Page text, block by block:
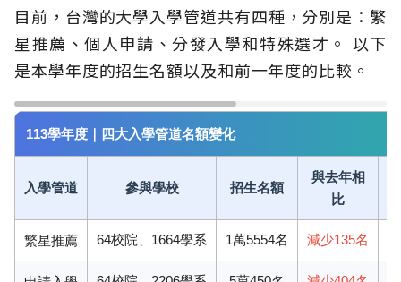
目前，台灣的大學入學管道共有四種，分別是：繁
星推薦、個人申請、分發入學和特殊選才。 以下
是本學年度的招生名額以及和前一年度的比較。
113學年度｜四大入學管道名額變化
入學管道 參與學校 招生名額
與去年相
比
繁星推薦 64校院、1664學系 1萬5554名 減少135名